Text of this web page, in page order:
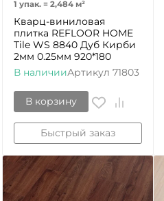
1 упак. = 2,484 м²
Кварц-виниловая
плитка REFLOOR HOME
Tile WS 8840 Дуб Кирби
2мм 0.25мм 920*180
В наличииАртикул 71803
В корзину
Быстрый заказ